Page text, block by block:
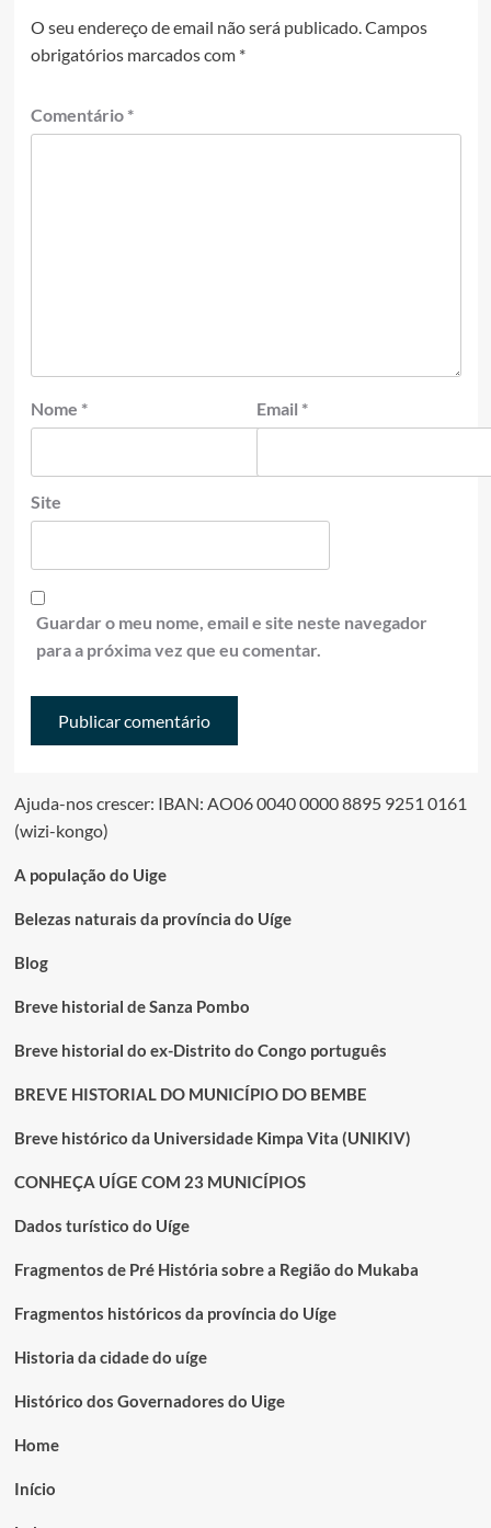
O seu endereço de email não será publicado.Campos
obrigatórios marcados com *
Comentário *
Nome * Email *
Site
Guardar o meu nome, email e site neste navegador
para a próxima vez que eu comentar.
Ajuda-nos crescer: IBAN: AO06 0040 0000 8895 9251 0161
(wizi-kongo)
A população do Uige
Belezas naturais da província do Uíge
Blog
Breve historial de Sanza Pombo
Breve historial do ex-Distrito do Congo português
BREVE HISTORIAL DO MUNICÍPIO DO BEMBE
Breve histórico da Universidade Kimpa Vita (UNIKIV)
CONHEÇA UÍGE COM 23 MUNICÍPIOS
Dados turístico do Uíge
Fragmentos de Pré História sobre a Região do Mukaba
Fragmentos históricos da província do Uíge
Historia da cidade do uíge
Histórico dos Governadores do Uige
Home
Início